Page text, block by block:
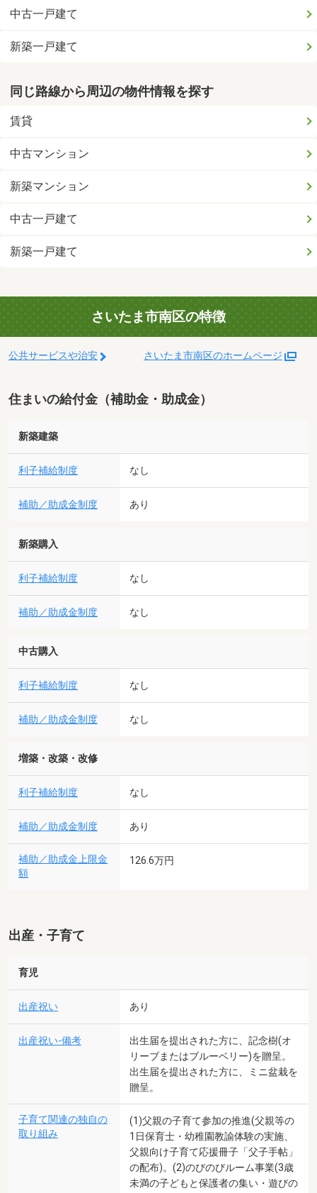
中古一戸建て
新築一戸建て
同じ路線から周辺の物件情報を探す
賃貸
中古マンション
新築マンション
中古一戸建て
新築一戸建て
さいたま市南区の特徴
公共サービスや治安 さいたま市南区のホームページ
住まいの給付金（補助金・助成金）
新築建築
利子補給制度 なし
補助／助成金制度 あり
新築購入
利子補給制度 なし
補助／助成金制度 なし
中古購入
利子補給制度 なし
補助／助成金制度 なし
増築・改築・改修
利子補給制度 なし
補助／助成金制度 あり
補助／助成金上限金
額
126.6万円
出産・子育て
育児
出産祝い あり
出産祝い-備考
出生届を提出された方に、記念樹(オ
リーブまたはブルーベリー)を贈呈。
出生届を提出された方に、ミニ盆栽を
贈呈。
子育て関連の独自の
取り組み
(1)父親の子育て参加の推進(父親等の
1日保育士・幼稚園教諭体験の実施、
父親向け子育て応援冊子「父子手帖」
の配布)。(2)のびのびルーム事業(3歳
未満の子どもと保護者の集い・遊びの